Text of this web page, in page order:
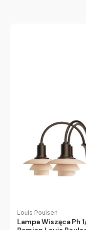
Louis Poulsen
Lampa Wisząca Ph